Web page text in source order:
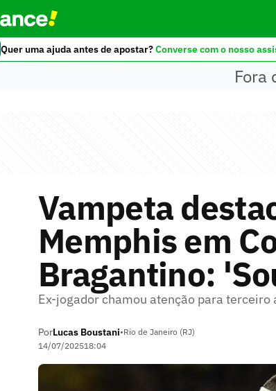
Quer uma ajuda antes de apostar?Converse com o nosso
Fora
Vampeta
Memphis em
Bragantino:
Ex-jogador chamou atenção para terceiro
PorLucas Boustani•Rio de Janeiro (RJ)
14/07/202518:04